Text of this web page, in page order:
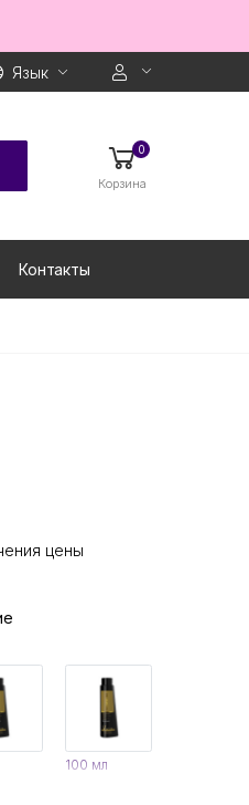
Язык
0
Корзина
Контакты
цены
100 мл